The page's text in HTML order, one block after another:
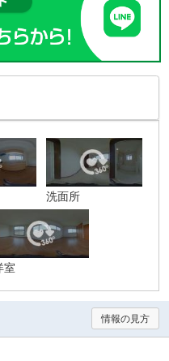
洗面所
室
情報の見方